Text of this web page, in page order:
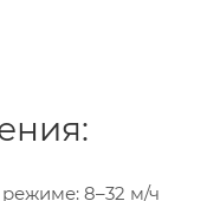
8–32 м/ч